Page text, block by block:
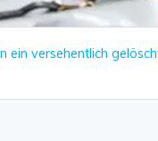
ein versehentlich